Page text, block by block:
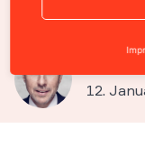
durch BSI
12.